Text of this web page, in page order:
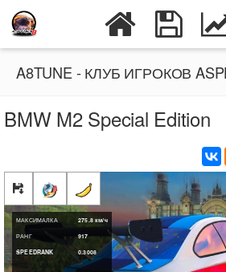
A8TUNE - КЛУБ ИГРОКОВ
BMW M2 Special Edition
МАКСИМАЛКА 275.8км/ч
РАНГ
917
SPEEDRANK
0.3008